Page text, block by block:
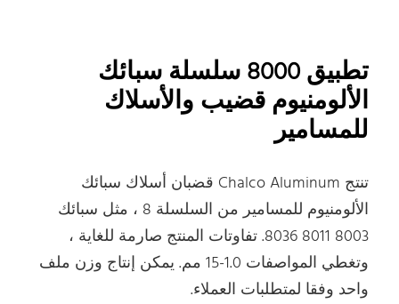
تطبيق 8000 سلسلة سبائك
الألومنيوم قضيب والأسلاك
للمسامير
تنتج Chalco Aluminum قضبان أسلاك سبائك
الألومنيوم للمسامير من السلسلة 8 ، مثل سبائك
8003 8011 8036. تفاوتات المنتج صارمة للغاية ،
وتغطي المواصفات 1.0-15 مم. يمكن إنتاج وزن ملف
واحد وفقا لمتطلبات العملاء.